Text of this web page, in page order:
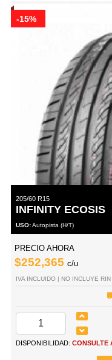
-15%
205/60 R15
INFINITY ECOSIS
USO:Autopista (H/T)
PRECIO AHORA
$252,365 c/u
IVA INCLUIDO | NO INCLUYE RIN
DISPONIBILIDAD: CONSULTE